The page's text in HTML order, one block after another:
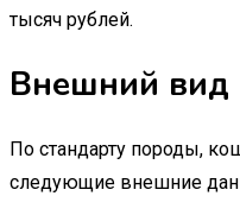
тысяч рублей.
Внешний вид
По стандарту породы,
следующие внешние